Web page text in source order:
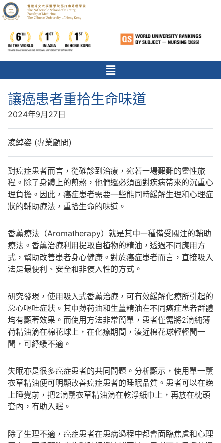
讓癌患者重拾生命味道
2024年9月27日
凌綽姿 (專業顧問)
對癌症患者而言，從確診到治療，宛若一場艱難的靈性旅
程。除了身體上的煎熬，他們還必須面對疾病帶來的沉重心
理負擔。因此，癌症患者需要一些能同時緩解生理和心理症
狀的輔助療法，重拾生命的味道。
香薰療法（Aromatherapy）就是其中一種備受關注的輔助
療法。香薰治療利用提取自植物的精油，透過不同應用方
式，幫助改善患者身心健康。對於癌症患者而言，直接吸入
法是最便利、安全和非侵入性的方式。
研究發現，使用吸入式香薰治療，可有效緩解化療所引起的
惡心嘔吐症狀。其中薄荷油和生薑精油在不同癌症患者群體
均有顯著效果。而使用方法非常簡單，患者僅需將2滴純薄
荷精油滴在棉花球上，在化療期間，湊近棉花球輕輕聞一
聞，可紓緩不適。
失眠亦是很多癌症患者的共同問題。分析顯示，使用單一薰
衣草精油便可明顯改善癌症患者的睡眠品質。患者可以在晚
上睡覺前，把2滴薰衣草精油滴在乾淨紙巾上，再放在枕頭
套內，有助入眠。
除了生理不適，癌症患者在患病過程中都會面臨焦慮和心理